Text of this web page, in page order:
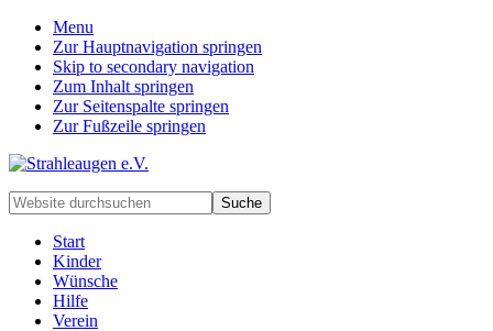
Menu
Zur Hauptnavigation springen
Skip to secondary navigation
Zum Inhalt springen
Zur Seitenspalte springen
Zur Fußzeile springen
Handarbeiten
für
besondere
Kinder
deren
Familien
Website
durchsuchen
Start
Kinder
Wünsche
Hilfe
Verein